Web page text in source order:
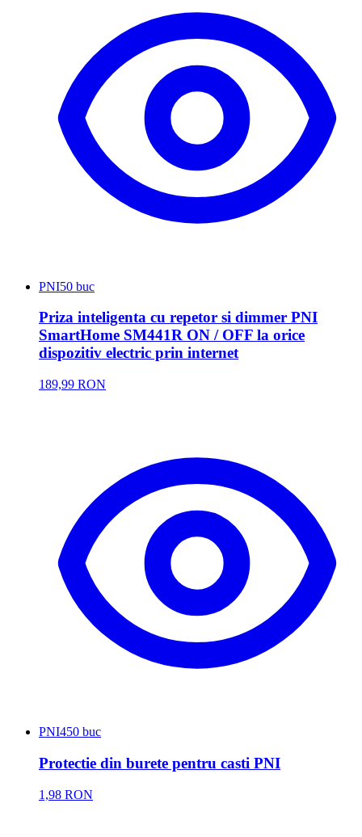
PNI50 buc
Priza inteligenta cu repetor si dimmer PNI
SmartHome SM441R ON / OFF la orice
dispozitiv electric prin internet
189,99 RON
PNI450 buc
Protectie din burete pentru casti PNI
1,98 RON